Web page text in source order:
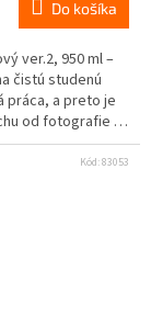
Do košíka
ver.2, 950 ml –
čistú studenú
práca, a preto je
od fotografie sú
na čistú
víno), mlieko,
ženy a osoby s
Kód:83053